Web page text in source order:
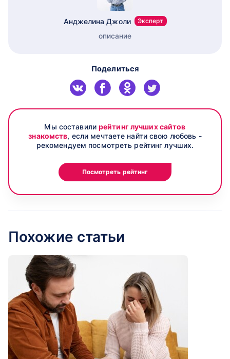
Анджелина Джоли Эксперт
описание
Поделиться
Мы составилирейтинг лучших сайтов
знакомств, если мечтаете найти свою любовь -
рекомендуем посмотреть рейтинг лучших.
Посмотреть рейтинг
Похожие статьи